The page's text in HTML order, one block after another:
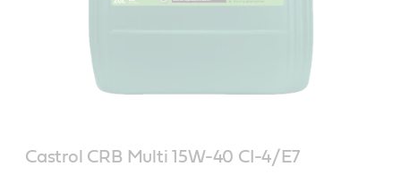
Castrol CRB Multi 15W-40 CI-4/E7